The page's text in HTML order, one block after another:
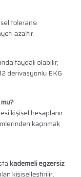
toleransı
azaltır.
faydalı olabilir;
derivasyonlu EKG
kişisel hesaplanır.
kaçınmak
kademeli egzersiz
kişiselleştirilir.